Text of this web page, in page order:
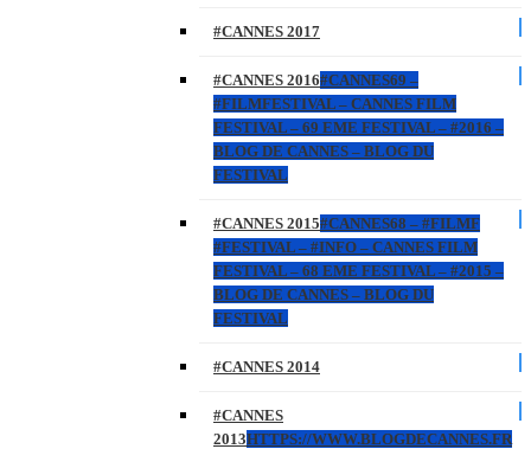
#CANNES 2017
#CANNES 2016#CANNES69 –
#FILMFESTIVAL – CANNES FILM
FESTIVAL – 69 EME FESTIVAL – #2016 –
BLOG DE CANNES – BLOG DU
FESTIVAL
#CANNES 2015#CANNES68 – #FILMF
#FESTIVAL – #INFO – CANNES FILM
FESTIVAL – 68 EME FESTIVAL – #2015 –
BLOG DE CANNES – BLOG DU
FESTIVAL
#CANNES 2014
#CANNES
2013HTTPS://WWW.BLOGDECANNES.FR